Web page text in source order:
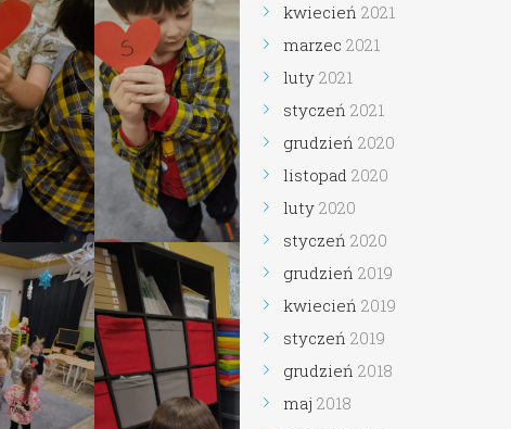
kwiecień 2021
marzec 2021
luty 2021
styczeń 2021
grudzień 2020
listopad 2020
luty 2020
styczeń 2020
grudzień 2019
kwiecień 2019
styczeń 2019
grudzień 2018
maj 2018